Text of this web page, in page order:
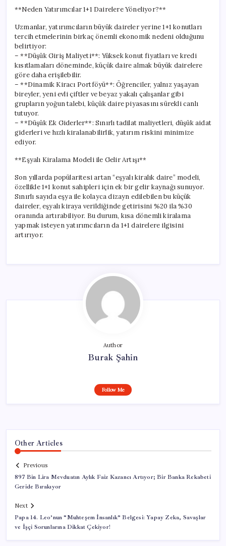
**Neden Yatırımcılar 1+1 Dairelere Yöneliyor?**
Uzmanlar, yatırımcıların büyük daireler yerine 1+1 konutları
tercih etmelerinin birkaç önemli ekonomik nedeni olduğunu
belirtiyor:
– **Düşük Giriş Maliyeti**: Yüksek konut fiyatları ve kredi
kısıtlamaları döneminde, küçük daire almak büyük dairelere
göre daha erişilebilir.
– **Dinamik Kiracı Portföyü**: Öğrenciler, yalnız yaşayan
bireyler, yeni evli çiftler ve beyaz yakalı çalışanlar gibi
grupların yoğun talebi, küçük daire piyasasını sürekli canlı
tutuyor.
– **Düşük Ek Giderler**: Sınırlı tadilat maliyetleri, düşük aidat
giderleri ve hızlı kiralanabilirlik, yatırım riskini minimize
ediyor.
**Eşyalı Kiralama Modeli ile Gelir Artışı**
Son yıllarda popülaritesi artan “eşyalı kiralık daire” modeli,
özellikle 1+1 konut sahipleri için ek bir gelir kaynağı sunuyor.
Sınırlı sayıda eşya ile kolayca dizayn edilebilen bu küçük
daireler, eşyalı kiraya verildiğinde getirisini %20 ila %30
oranında artırabiliyor. Bu durum, kısa dönemli kiralama
yapmak isteyen yatırımcıların da 1+1 dairelere ilgisini
artırıyor.
Author
Burak Şahin
Follow Me
Other Articles
Previous
897 Bin Lira Mevduatın Aylık Faiz Kazancı Artıyor; Bir Banka Rekabeti
Geride Bırakıyor
Next
Papa 14. Leo’nun “Muhteşem İnsanlık” Belgesi: Yapay Zeka, Savaşlar
ve İşçi Sorunlarına Dikkat Çekiyor!